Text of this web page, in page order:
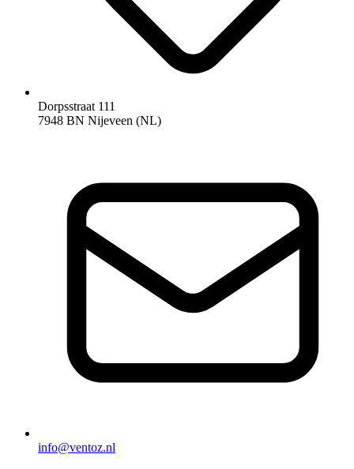
Dorpsstraat 111
7948 BN Nijeveen (NL)
info@ventoz.nl